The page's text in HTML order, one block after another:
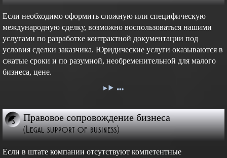
Если необходимо оформить сложную или специфическую
международную сделку, возможно воспользоваться нашими
услугами по разработке контрактной документации под
условия сделки заказчика. Юридические услуги оказываются в
сжатые сроки и по разумной, необременительной для малого
бизнеса, цене.
Правовое сопровождение бизнеса
(Legal support of business)
Если в штате компании отсутствуют компетентные